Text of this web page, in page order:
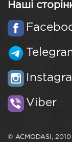
Наші
Viber
© ACMODASI,